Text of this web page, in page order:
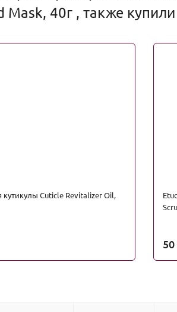
Mask, 40г , также купили
Cuticle Revitalizer Oil,
50